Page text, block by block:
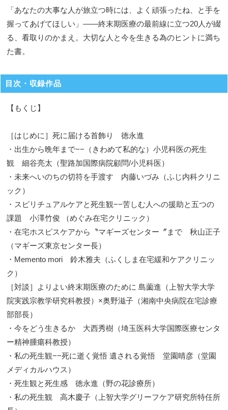
「あなたの大事な人が旅立つ時には、よく頑張ったね、と手を
握ってあげてほしい」――終末期医療の最前線に立つ20人が綴
る、看取りのかまえ。大切な人と今を生きる為のヒントに満ち
た書。
目次・収録作品
【もくじ】
［はじめに］死に届ける首飾り 徳永進
・出生から晩年まで−−（きわめて私的な）小児科医の死生
観 細谷亮太（聖路加国際病院顧問/小児科医）
・未来へいのちの切符を手渡す 内藤いづみ（ふじ内科クリニ
ック）
・スピリチュアルケアと死生観−−苦しむ人への援助と五つの
課題 小澤竹俊 （めぐみ在宅クリニック）
・在宅ホスピスケアから〝マギーズセンター〞まで 秋山正子
（マギーズ東京センター長）
・Memento mori 鈴木雅夫（ふくしま在宅緩和ケアクリニッ
ク）
［対談］よりよい終末期医療のために 島薗進（上智大学大学
院実践宗教学研究科教授）×奥野滋子（湘南中央病院在宅診療
部部長）
・今をどう生きるか 大西秀樹（埼玉医科大学国際医療センタ
ー精神腫瘍科教授）
・私の死生観−−死に逝く覚悟 遺される覚悟 堂園晴彦（堂園
メディカルハウス）
・死生観と死生感 徳永進（野の花診療所）
・私の死生観 高木慶子（上智大学グリーフケア研究所特任所